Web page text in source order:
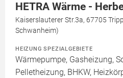
HETRA Wärme -
Kaiserslauterer Str.3a, 67705
Schwanheim)
HEIZUNG SPEZIALGEBIETE
Wärmepumpe, Gasheizung,
Pelletheizung, BHKW,